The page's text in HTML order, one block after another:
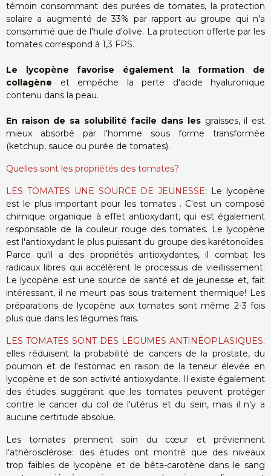
témoin consommant des purées de tomates, la protection
solaire a augmenté de 33% par rapport au groupe qui n'a
consommé que de l'huile d'olive. La protection offerte par les
tomates correspond à 1,3 FPS.
Le lycopène favorise également la formation de
collagène et empêche la perte d'acide hyaluronique
contenu dans la peau.
En raison de sa solubilité facile dans lesgraisses, il est
mieux absorbé par l'homme sous forme transformée
(ketchup, sauce ou purée de tomates).
Quelles sont les propriétés des tomates?
LES TOMATES UNE SOURCE DE JEUNESSE: Le lycopène
est le plus important pour les tomates . C'est un composé
chimique organique à effet antioxydant, qui est également
responsable de la couleur rouge des tomates. Le lycopène
est l'antioxydant le plus puissant du groupe des karétonoïdes.
Parce qu'il a des propriétés antioxydantes, il combat les
radicaux libres qui accélèrent le processus de vieillissement.
Le lycopène est une source de santé et de jeunesse et, fait
intéressant, il ne meurt pas sous traitement thermique! Les
préparations de lycopène aux tomates sont même 2-3 fois
plus que dans les légumes frais.
LES TOMATES SONT DES LÉGUMES ANTINÉOPLASIQUES:
elles réduisent la probabilité de cancers de la prostate, du
poumon et de l'estomac en raison de la teneur élevée en
lycopène et de son activité antioxydante. Il existe également
des études suggérant que les tomates peuvent protéger
contre le cancer du col de l'utérus et du sein, mais il n'y a
aucune certitude absolue.
Les tomates prennent soin du cœur et préviennent
l'athérosclérose: des études ont montré que des niveaux
trop faibles de lycopène et de bêta-carotène dans le sang